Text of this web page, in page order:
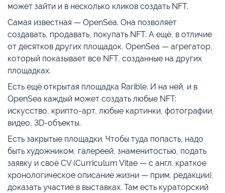
может зайти и в несколько кликов создать NFT.
Самая известная — OpenSea. Она позволяет
создавать, продавать, покупать NFT. А ещё, в отличие
от десятков других площадок, OpenSea — агрегатор,
который показывает все NFT, созданные на других
площадках.
Есть ещё открытая площадка Rarible. И на ней, и в
OpenSea каждый может создать любые NFT:
искусство, крипто-арт, любые картинки, фотографии,
видео, 3D-объекты.
Есть закрытые площадки. Чтобы туда попасть, надо
быть художником, галереей, знаменитостью, подать
заявку и своё CV (Curriculum Vitae — с англ. краткое
хронологическое описание жизни — прим. редакции),
доказать участие в выставках. Там есть кураторский